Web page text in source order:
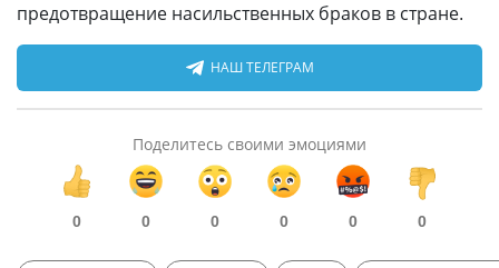
предотвращение насильственных браков в стране.
НАШ ТЕЛЕГРАМ
Поделитесь своими эмоциями
0 0 0 0 0 0